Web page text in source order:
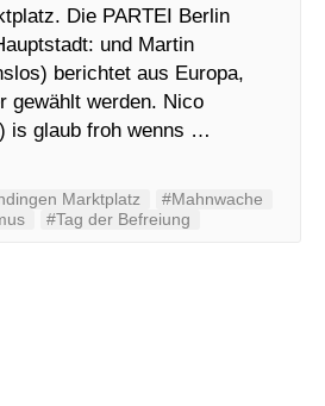
Die PARTEI Berlin
und Martin
berichtet aus Europa,
gewählt werden. Nico
is glaub froh wenns …
Marktplatz
#Mahnwache
#Tag der Befreiung